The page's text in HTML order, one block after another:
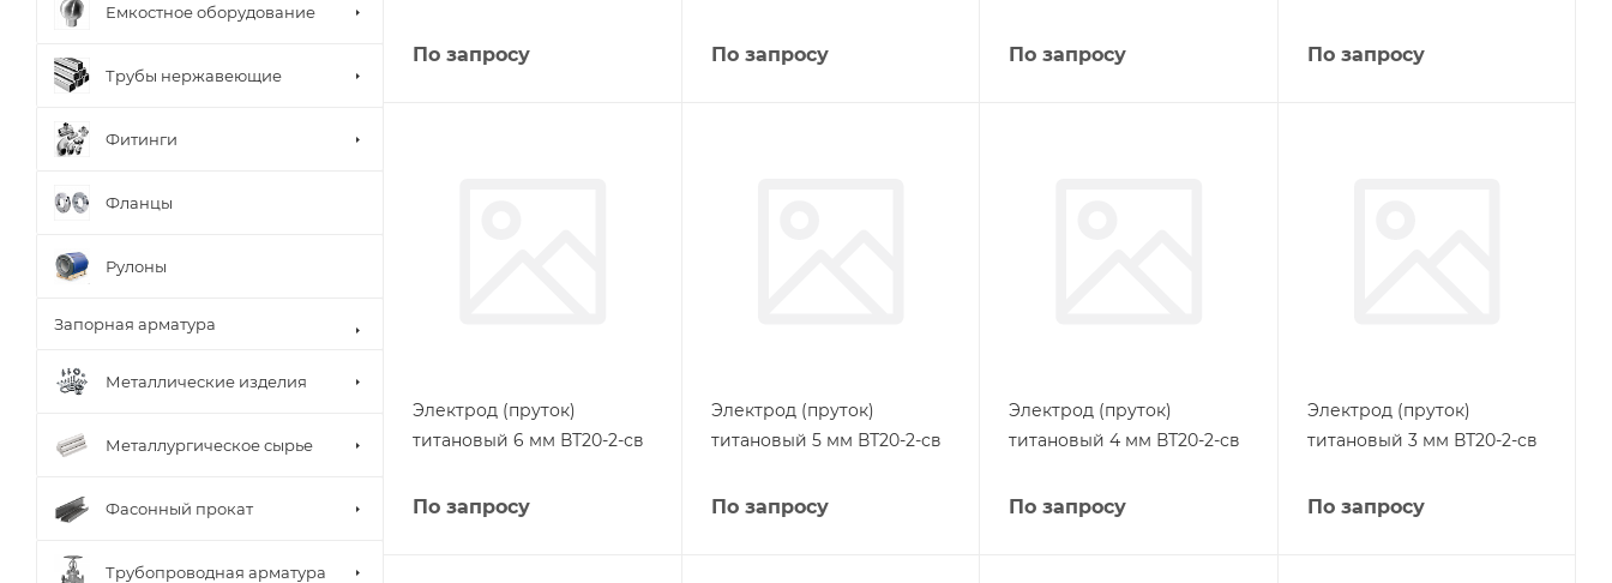
По запросу По запросу По запросу По запросу
Электрод (пруток)
титановый 6 мм ВТ20-2-св
По запросу
Электрод (пруток)
титановый 5 мм ВТ20-2-св
По запросу
Электрод (пруток)
титановый 4 мм ВТ20-2-св
По запросу
Электрод (пруток)
титановый 3 мм ВТ20-2-св
По запросу
Емкостное оборудование
Трубы нержавеющие
Фитинги
Фланцы
Рулоны
Запорная арматура
Металлические изделия
Металлургическое сырье
Фасонный прокат
Трубопроводная арматура